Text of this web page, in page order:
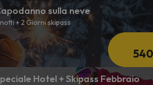
sulla neve
+ 2 Giorni skipass
Hotel + Skipass Febbraio